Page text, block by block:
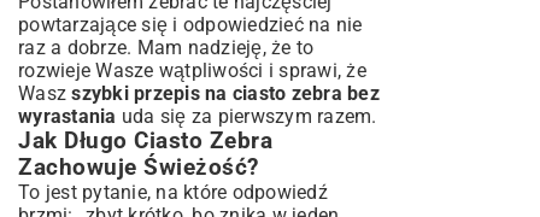
powtarzające się i odpowiedzieć na nie
raz a dobrze. Mam nadzieję, że to
rozwieje Wasze wątpliwości i sprawi, że
Waszszybki przepis na ciasto zebra bez
wyrastania uda się za pierwszym razem.
Jak Długo Ciasto Zebra
Zachowuje Świeżość?
To jest pytanie, na które odpowiedź